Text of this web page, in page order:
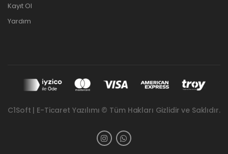
Kayıt Ol
Yardım
C1Soft | E-Ticaret Yazılımı © Tüm Hakları Gizlidir ve Saklıdır.